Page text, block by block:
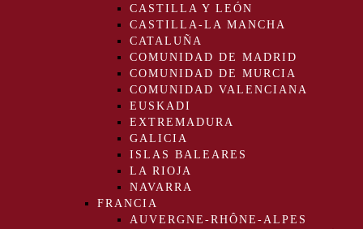
CASTILLA Y LEÓN
CASTILLA-LA MANCHA
CATALUÑA
COMUNIDAD DE MADRID
COMUNIDAD DE MURCIA
COMUNIDAD VALENCIANA
EUSKADI
EXTREMADURA
GALICIA
ISLAS BALEARES
LA RIOJA
NAVARRA
FRANCIA
AUVERGNE-RHÔNE-ALPES